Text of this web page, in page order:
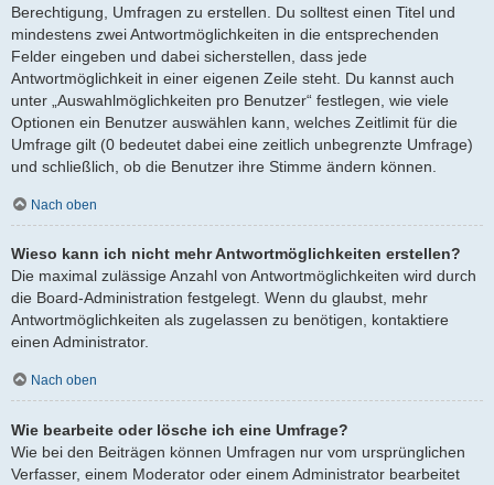
Berechtigung, Umfragen zu erstellen. Du solltest einen Titel und
mindestens zwei Antwortmöglichkeiten in die entsprechenden
Felder eingeben und dabei sicherstellen, dass jede
Antwortmöglichkeit in einer eigenen Zeile steht. Du kannst auch
unter „Auswahlmöglichkeiten pro Benutzer“ festlegen, wie viele
Optionen ein Benutzer auswählen kann, welches Zeitlimit für die
Umfrage gilt (0 bedeutet dabei eine zeitlich unbegrenzte Umfrage)
und schließlich, ob die Benutzer ihre Stimme ändern können.
Nach oben
Wieso kann ich nicht mehr Antwortmöglichkeiten erstellen?
Die maximal zulässige Anzahl von Antwortmöglichkeiten wird durch
die Board-Administration festgelegt. Wenn du glaubst, mehr
Antwortmöglichkeiten als zugelassen zu benötigen, kontaktiere
einen Administrator.
Nach oben
Wie bearbeite oder lösche ich eine Umfrage?
Wie bei den Beiträgen können Umfragen nur vom ursprünglichen
Verfasser, einem Moderator oder einem Administrator bearbeitet